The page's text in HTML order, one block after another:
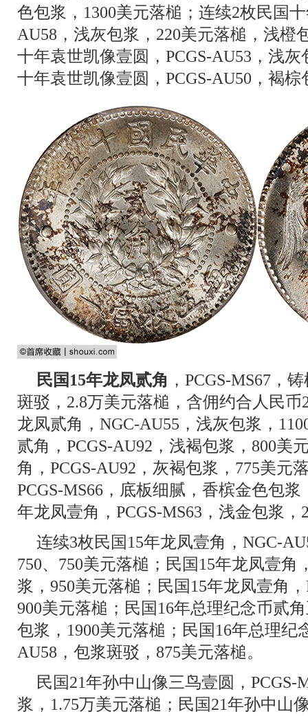
色包浆，1300美元落槌；连续2枚民国
AU58，浅灰包浆，220美元落槌，浅橙
十年袁世凯像壹圆，PCGS-AU53，浅
十年袁世凯像壹圆，PCGS-AU50，褐
民国15年龙凤贰角 ，PCGS-MS67，
斑驳，2.8万美元落槌，含佣约合人民币
龙凤贰角，NGC-AU55，浅灰包浆，
贰角，PCGS-AU92，浅褐包浆，800美
角，PCGS-AU92，灰褐包浆，775美元
PCGS-MS66，底板细腻，香槟金色包
年龙凤壹角，PCGS-MS63，浅金包浆，
连续3枚民国15年龙凤壹角，NGC-
750、750美元落槌；民国15年龙凤壹角
浆，950美元落槌；民国15年龙凤壹角
900美元落槌；民国16年总理纪念币贰
包浆，1900美元落槌；民国16年总理纪
AU58，包浆斑驳，875美元落槌。
民国21年孙中山像三鸟壹圆，PCGS-
浆，1.75万美元落槌；民国21年孙中山